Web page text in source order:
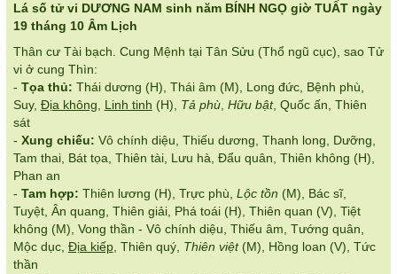
Lá số tử vi DƯƠNG NAM sinh năm BÍNH NGỌ giờ TUẤT ngày
19 tháng 10 Âm Lịch
Thân cư Tài bạch. Cung Mệnh tại Tân Sửu (Thổ ngũ cục), sao Tử
vi ở cung Thìn:
- Tọa thủ: Thái dương (H), Thái âm (M), Long đức, Bệnh phù,
Suy, Địa không, Linh tinh (H), Tả phù, Hữu bật, Quốc ấn, Thiên
sát
- Xung chiếu: Vô chính diệu, Thiếu dương, Thanh long, Dưỡng,
Tam thai, Bát tọa, Thiên tài, Lưu hà, Đẩu quân, Thiên không (H),
Phan an
- Tam hợp: Thiên lương (H), Trực phù, Lộc tồn (M), Bác sĩ,
Tuyệt, Ân quang, Thiên giải, Phá toái (H), Thiên quan (V), Tiệt
không (M), Vong thần - Vô chính diệu, Thiếu âm, Tướng quân,
Mộc dục, Địa kiếp, Thiên quý, Thiên việt(M), Hồng loan (V), Tức
thần